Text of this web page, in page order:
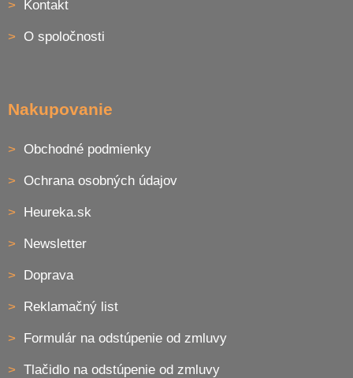
Kontakt
O spoločnosti
Nakupovanie
Obchodné podmienky
Ochrana osobných údajov
Heureka.sk
Newsletter
Doprava
Reklamačný list
Formulár na odstúpenie od zmluvy
Tlačidlo na odstúpenie od zmluvy